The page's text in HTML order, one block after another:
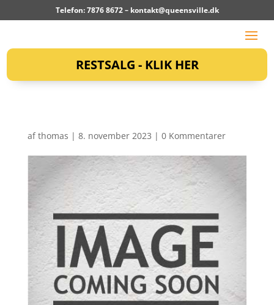
Telefon: 7876 8672 – kontakt@queensville.dk
RESTSALG - KLIK HER
afthomas | 8. november 2023 | 0 Kommentarer